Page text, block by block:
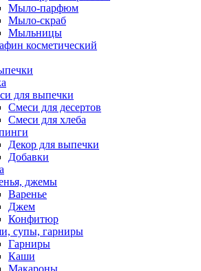
Мыло-парфюм
Мыло-скраб
Мыльницы
косметический
для выпечки
Смеси для десертов
Смеси для хлеба
Декор для выпечки
Добавки
джемы
Варенье
Джем
Конфитюр
супы, гарниры
Гарниры
Каши
Макароны